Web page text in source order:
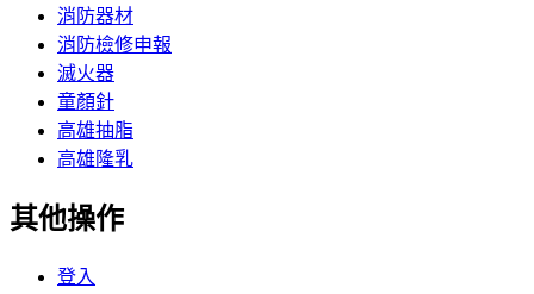
消防器材
消防檢修申報
滅火器
童顏針
高雄抽脂
高雄隆乳
其他操作
登入